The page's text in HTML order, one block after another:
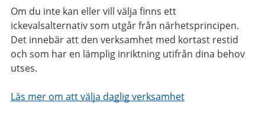
Om du inte kan eller vill välja finns ett
ickevalsalternativ som utgår från närhetsprincipen.
Det innebär att den verksamhet med kortast restid
och som har en lämplig inriktning utifrån dina behov
utses.
Läs mer om att välja daglig verksamhet